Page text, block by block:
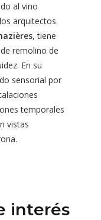
al vino
arquitectos
, tiene
remolino de
En su
sensorial por
temporales
vistas
interés